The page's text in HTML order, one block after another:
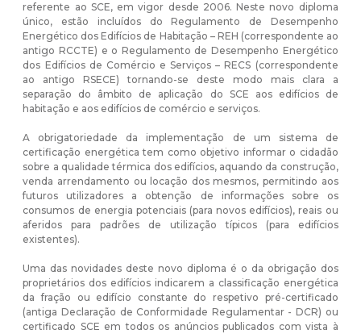
referente ao SCE, em vigor desde 2006. Neste novo diploma
único, estão incluídos do Regulamento de Desempenho
Energético dos Edifícios de Habitação – REH (correspondente ao
antigo RCCTE) e o Regulamento de Desempenho Energético
dos Edifícios de Comércio e Serviços – RECS (correspondente
ao antigo RSECE) tornando-se deste modo mais clara a
separação do âmbito de aplicação do SCE aos edifícios de
habitação e aos edifícios de comércio e serviços.
A obrigatoriedade da implementação de um sistema de
certificação energética tem como objetivo informar o cidadão
sobre a qualidade térmica dos edifícios, aquando da construção,
venda arrendamento ou locação dos mesmos, permitindo aos
futuros utilizadores a obtenção de informações sobre os
consumos de energia potenciais (para novos edifícios), reais ou
aferidos para padrões de utilização típicos (para edifícios
existentes).
Uma das novidades deste novo diploma é o da obrigação dos
proprietários dos edifícios indicarem a classificação energética
da fração ou edifício constante do respetivo pré-certificado
(antiga Declaração de Conformidade Regulamentar - DCR) ou
certificado SCE em todos os anúncios publicados com vista à